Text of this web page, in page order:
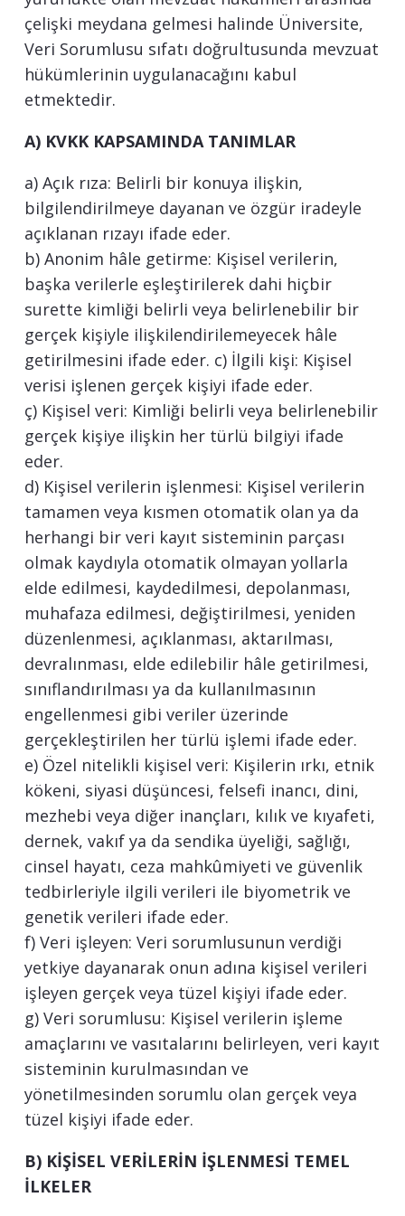
çelişki meydana gelmesi halinde Üniversite,
Veri Sorumlusu sıfatı doğrultusunda mevzuat
hükümlerinin uygulanacağını kabul
etmektedir.
A) KVKK KAPSAMINDA TANIMLAR
a) Açık rıza: Belirli bir konuya ilişkin,
bilgilendirilmeye dayanan ve özgür iradeyle
açıklanan rızayı ifade eder.
b) Anonim hâle getirme: Kişisel verilerin,
başka verilerle eşleştirilerek dahi hiçbir
surette kimliği belirli veya belirlenebilir bir
gerçek kişiyle ilişkilendirilemeyecek hâle
getirilmesini ifade eder. c) İlgili kişi: Kişisel
verisi işlenen gerçek kişiyi ifade eder.
ç) Kişisel veri: Kimliği belirli veya belirlenebilir
gerçek kişiye ilişkin her türlü bilgiyi ifade
eder.
d) Kişisel verilerin işlenmesi: Kişisel verilerin
tamamen veya kısmen otomatik olan ya da
herhangi bir veri kayıt sisteminin parçası
olmak kaydıyla otomatik olmayan yollarla
elde edilmesi, kaydedilmesi, depolanması,
muhafaza edilmesi, değiştirilmesi, yeniden
düzenlenmesi, açıklanması, aktarılması,
devralınması, elde edilebilir hâle getirilmesi,
sınıflandırılması ya da kullanılmasının
engellenmesi gibi veriler üzerinde
gerçekleştirilen her türlü işlemi ifade eder.
e) Özel nitelikli kişisel veri: Kişilerin ırkı, etnik
kökeni, siyasi düşüncesi, felsefi inancı, dini,
mezhebi veya diğer inançları, kılık ve kıyafeti,
dernek, vakıf ya da sendika üyeliği, sağlığı,
cinsel hayatı, ceza mahkûmiyeti ve güvenlik
tedbirleriyle ilgili verileri ile biyometrik ve
genetik verileri ifade eder.
f) Veri işleyen: Veri sorumlusunun verdiği
yetkiye dayanarak onun adına kişisel verileri
işleyen gerçek veya tüzel kişiyi ifade eder.
g) Veri sorumlusu: Kişisel verilerin işleme
amaçlarını ve vasıtalarını belirleyen, veri kayıt
sisteminin kurulmasından ve
yönetilmesinden sorumlu olan gerçek veya
tüzel kişiyi ifade eder.
B) KİŞİSEL VERİLERİN İŞLENMESİ TEMEL
İLKELER